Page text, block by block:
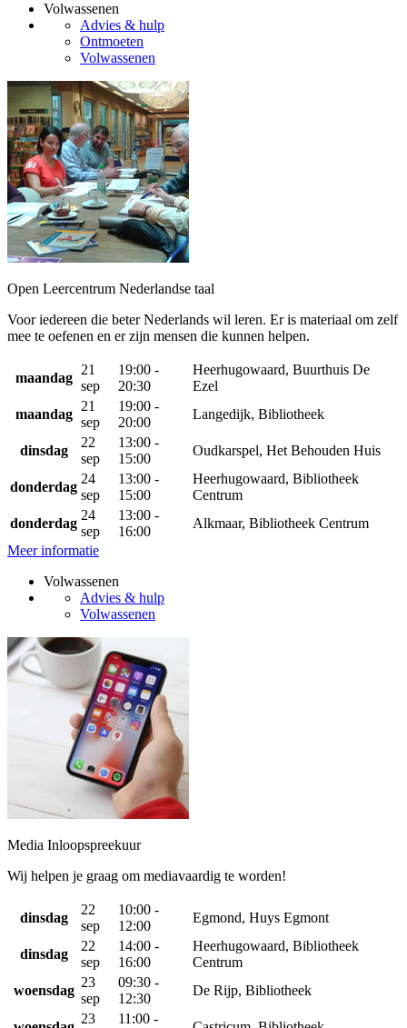
Volwassenen
Advies & hulp
Ontmoeten
Volwassenen
Open Leercentrum Nederlandse taal
Voor iedereen die beter Nederlands wil leren. Er is materiaal om zelf
mee te oefenen en er zijn mensen die kunnen helpen.
maandag
21
sep
19:00 -
20:30
Heerhugowaard, Buurthuis De
Ezel
maandag
21
sep
19:00 -
20:00
Langedijk, Bibliotheek
dinsdag
22
sep
13:00 -
15:00
Oudkarspel, Het Behouden Huis
donderdag
24
sep
13:00 -
15:00
Heerhugowaard, Bibliotheek
Centrum
donderdag
24
sep
13:00 -
16:00
Alkmaar, Bibliotheek Centrum
Meer informatie
Volwassenen
Advies & hulp
Volwassenen
Media Inloopspreekuur
Wij helpen je graag om mediavaardig te worden!
dinsdag
22
sep
10:00 -
12:00
Egmond, Huys Egmont
dinsdag
22
sep
14:00 -
16:00
Heerhugowaard, Bibliotheek
Centrum
woensdag
23
sep
09:30 -
12:30
De Rijp, Bibliotheek
23
11:00 -